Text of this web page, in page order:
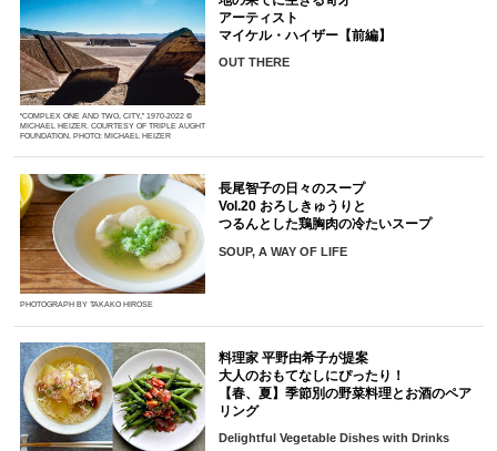
“COMPLEX ONE AND TWO, CITY,” 1970-2022 ©
MICHAEL HEIZER. COURTESY OF TRIPLE AUGHT
FOUNDATION. PHOTO: MICHAEL HEIZER
アーティスト
マイケル・ハイザー【前編】
OUT THERE
PHOTOGRAPH BY TAKAKO HIROSE
長尾智子の日々のスープ
Vol.20 おろしきゅうりと
つるんとした鶏胸肉の冷たいスープ
SOUP, A WAY OF LIFE
料理家 平野由希子が提案
大人のおもてなしにぴったり！
【春、夏】季節別の野菜料理とお酒のペア
リング
Delightful Vegetable Dishes with Drinks